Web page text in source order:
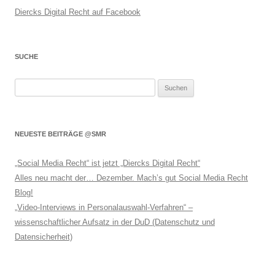
Diercks Digital Recht auf Facebook
SUCHE
NEUESTE BEITRÄGE @SMR
„Social Media Recht“ ist jetzt „Diercks Digital Recht“
Alles neu macht der… Dezember. Mach’s gut Social Media Recht
Blog!
„Video-Interviews in Personalauswahl-Verfahren“ –
wissenschaftlicher Aufsatz in der DuD (Datenschutz und
Datensicherheit)